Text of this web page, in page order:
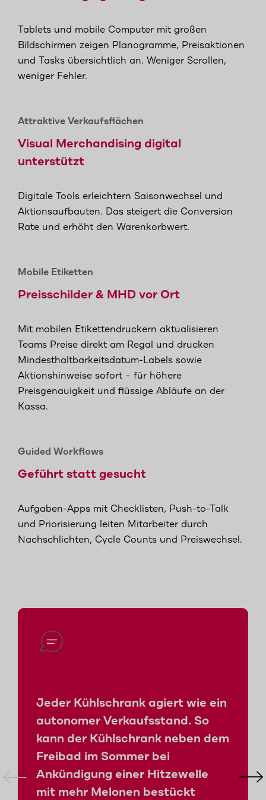
Tablets und mobile Computer mit großen
Bildschirmen zeigen Planogramme, Preisaktionen
und Tasks übersichtlich an. Weniger Scrollen,
weniger Fehler.
Attraktive Verkaufsflächen
Visual Merchandising digital
unterstützt
Digitale Tools erleichtern Saisonwechsel und
Aktionsaufbauten. Das steigert die Conversion
Rate und erhöht den Warenkorbwert.
Mobile Etiketten
Preisschilder & MHD vor Ort
Mit mobilen Etikettendruckern aktualisieren
Teams Preise direkt am Regal und drucken
Mindesthaltbarkeitsdatum-Labels sowie
Aktionshinweise sofort – für höhere
Preisgenauigkeit und flüssige Abläufe an der
Kassa.
Guided Workflows
Geführt statt gesucht
Aufgaben-Apps mit Checklisten, Push-to-Talk
und Priorisierung leiten Mitarbeiter durch
Nachschlichten, Cycle Counts und Preiswechsel.
Jeder Kühlschrank agiert wie ein
autonomer Verkaufsstand. So
kann der Kühlschrank neben dem
Freibad im Sommer bei
Ankündigung einer Hitzewelle
mit mehr Melonen bestückt